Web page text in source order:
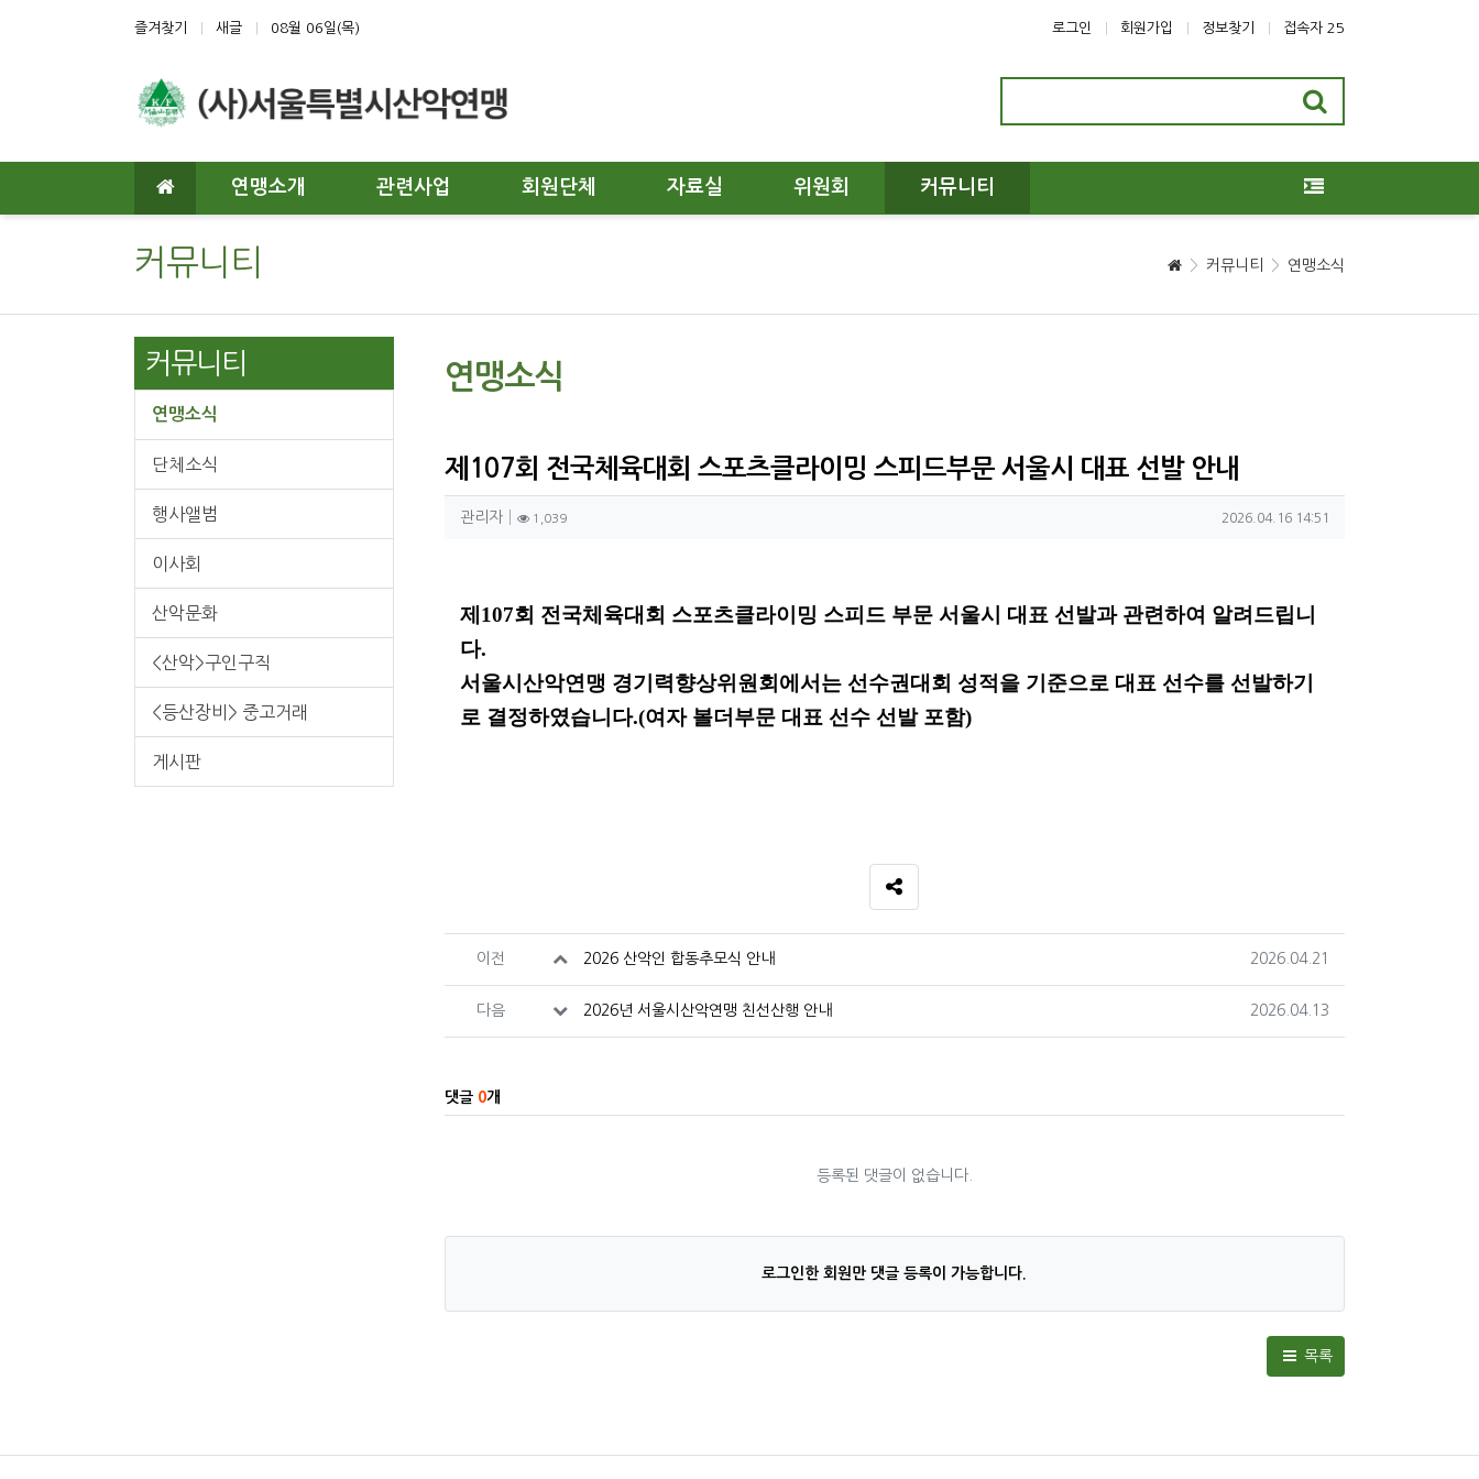
즐겨찾기 새글 08월 06일(목) 로그인 회원가입 정보찾기 접속자 25
연맹소개 관련사업 회원단체 자료실 위원회 커뮤니티
커뮤니티 커뮤니티 연맹소식
연맹소식
제107회 전국체육대회 스포츠클라이밍 스피드부문 서울시 대표 선발 안내
작성자 정보
관리자 작성1,039조회 작성일
2026.04.16 14:51
본문
제107회 전국체육대회 스포츠클라이밍 스피드 부문 서울시 대표 선발과 관련하여 알려드립니
다.
서울시산악연맹 경기력향상위원회에서는 선수권대회 성적을 기준으로 대표 선수를 선발하기
로 결정하였습니다.(여자 볼더부문 대표 선수 선발 포함)
SNS 공유
관련자료
이전 2026 산악인 합동추모식 안내 작성일
2026.04.21
다음 2026년 서울시산악연맹 친선산행 안내 작성일
2026.04.13
댓글 0개
등록된 댓글이 없습니다.
로그인한 회원만 댓글 등록이 가능합니다.
목록
커뮤니티
연맹소식
단체소식
행사앨범
이사회
산악문화
<산악>구인구직
<등산장비> 중고거래
게시판